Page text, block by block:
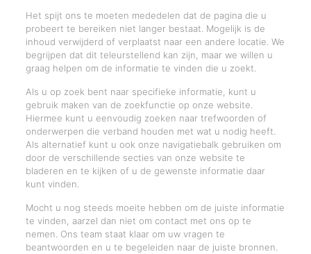
Het spijt ons te moeten mededelen dat de pagina die u
probeert te bereiken niet langer bestaat. Mogelijk is de
inhoud verwijderd of verplaatst naar een andere locatie. We
begrijpen dat dit teleurstellend kan zijn, maar we willen u
graag helpen om de informatie te vinden die u zoekt.
Als u op zoek bent naar specifieke informatie, kunt u
gebruik maken van de zoekfunctie op onze website.
Hiermee kunt u eenvoudig zoeken naar trefwoorden of
onderwerpen die verband houden met wat u nodig heeft.
Als alternatief kunt u ook onze navigatiebalk gebruiken om
door de verschillende secties van onze website te
bladeren en te kijken of u de gewenste informatie daar
kunt vinden.
Mocht u nog steeds moeite hebben om de juiste informatie
te vinden, aarzel dan niet om contact met ons op te
nemen. Ons team staat klaar om uw vragen te
beantwoorden en u te begeleiden naar de juiste bronnen.